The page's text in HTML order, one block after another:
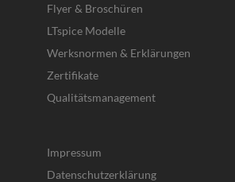
Flyer & Broschüren
LTspice Modelle
Werksnormen & Erklärungen
Zertifikate
Qualitätsmanagement
Impressum
Datenschutzerklärung